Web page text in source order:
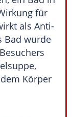
für
als Anti-
Bad wurde
Körper